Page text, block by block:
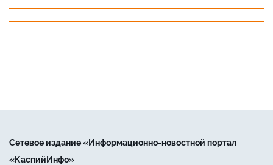
Сетевое издание «Информационно-новостной портал
«КаспийИнфо»